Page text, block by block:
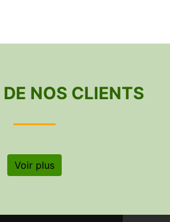
NOS CLIENTS
Voir plus